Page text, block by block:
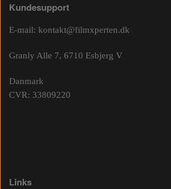
Kundesupport
E-mail: kontakt@filmxperten.dk
Granly Alle 7, 6710 Esbjerg V
Danmark
CVR: 33809220
Links